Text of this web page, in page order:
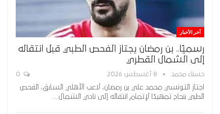
آخر الأخبار
رسميًا.. بن رمضان يجتاز الفحص الطبي قبل انتقاله
إلى الشمال القطري
حسناء محمد 8 أغسطس 2026
اجتاز التونسي محمد علي بن رمضان، لاعب الأهلي السابق، الفحص
الطبي بنجاح تمهيدًا لإتمام انتقاله إلى نادي الشمال…